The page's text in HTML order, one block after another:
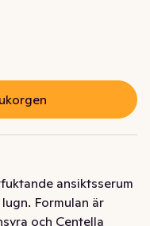
ansiktsserum
Formulan är
och Centella